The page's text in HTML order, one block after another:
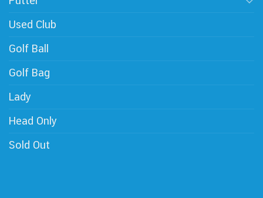
Used Club
Golf Ball
Golf Bag
Lady
Head Only
Sold Out